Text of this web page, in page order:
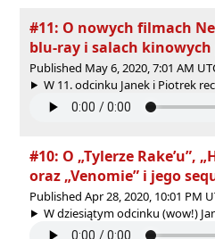
#11: O nowych filmach
blu-ray i salach
Published May 6, 2020, 7:01 AM
W 11. odcinku Janek i Piotrek
#10: O „Tylerze Rake’u”,
oraz „Venomie” i jego
Published Apr 28, 2020, 10:01 PM
W dziesiątym odcinku (wow!)